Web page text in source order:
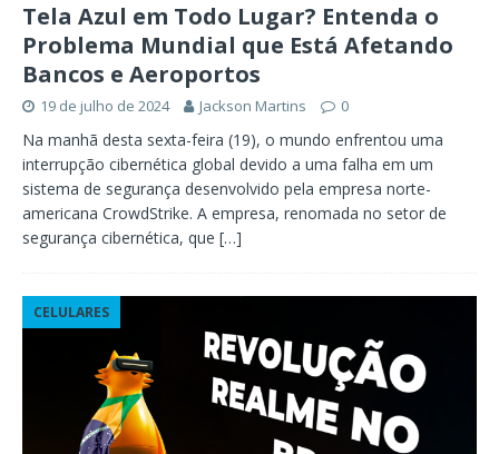
Tela Azul em Todo Lugar? Entenda o
Problema Mundial que Está Afetando
Bancos e Aeroportos
19 de julho de 2024 Jackson Martins 0
Na manhã desta sexta-feira (19), o mundo enfrentou uma
interrupção cibernética global devido a uma falha em um
sistema de segurança desenvolvido pela empresa norte-
americana CrowdStrike. A empresa, renomada no setor de
segurança cibernética, que […]
CELULARES